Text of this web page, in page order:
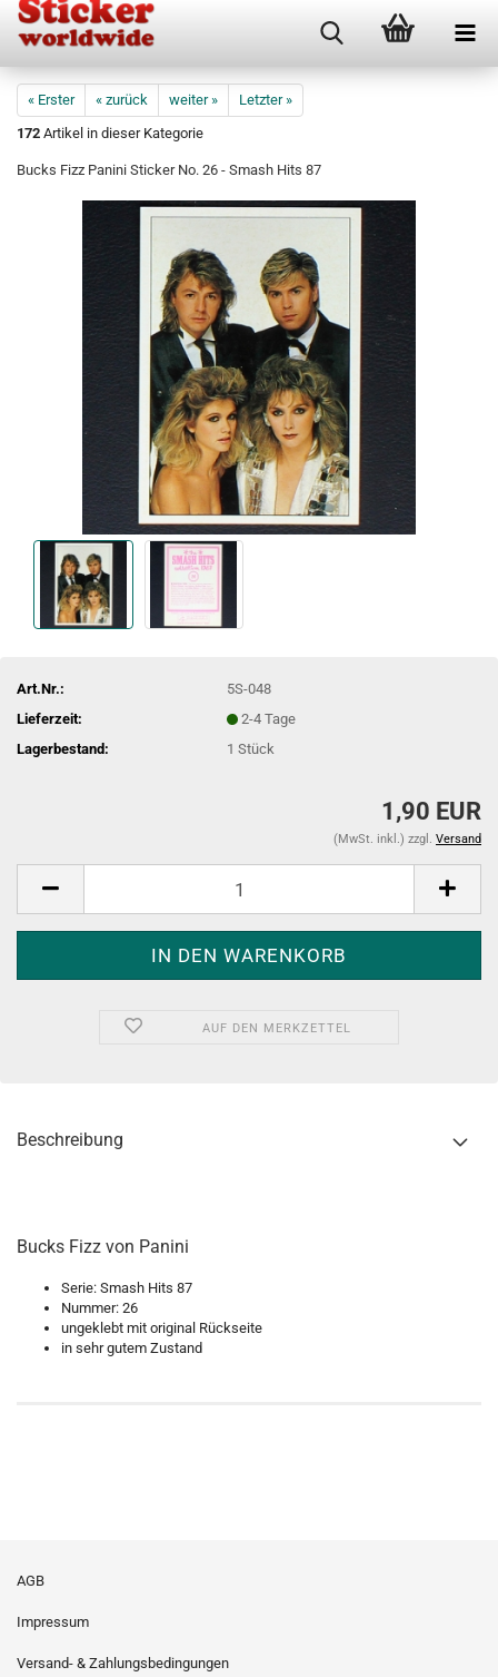
« Erster « zurück weiter »
Letzter »
172 Artikel in dieser Kategorie
Bucks Fizz Panini Sticker No. 26 - Smash Hits 87
Art.Nr.:
5S-048
Lieferzeit:
2-4 Tage
Lagerbestand:
1Stück
1,90 EUR
(MwSt. inkl.) zzgl. Versand
AUF DEN MERKZETTEL
Beschreibung
Bucks Fizz von Panini
Serie: Smash Hits 87
Nummer: 26
ungeklebt mit original Rückseite
in sehr gutem Zustand
AGB
Impressum
Versand- & Zahlungsbedingungen